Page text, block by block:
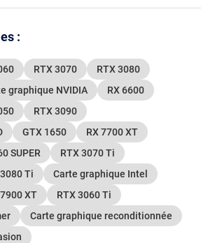
:
RTX 3070
RTX 3080
graphique NVIDIA
RX 6600
RTX 3090
GTX 1650
RX 7700 XT
SUPER
RTX 3070 Ti
Ti
Carte graphique Intel
XT
RTX 3060 Ti
Carte graphique reconditionnée